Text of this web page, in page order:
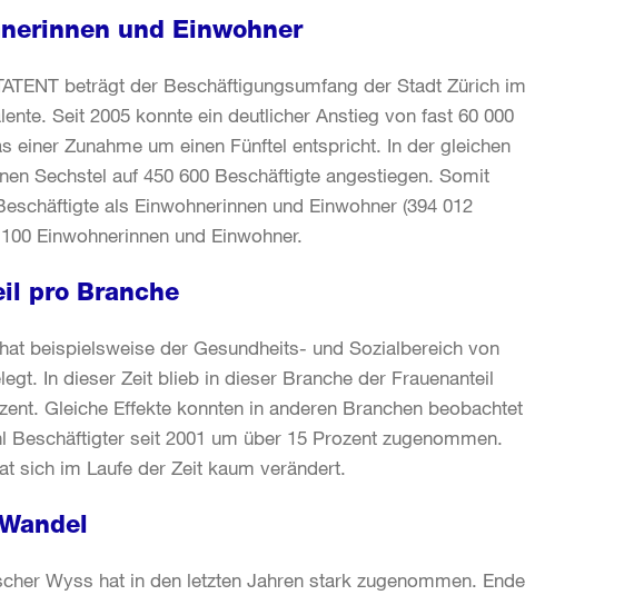
und Einwohner
beträgt der Beschäftigungsumfang der Stadt Zürich im
Seit 2005 konnte ein deutlicher Anstieg von fast 60 000
einer Zunahme um einen Fünftel entspricht. In der gleichen
Sechstel auf 450 600 Beschäftigte angestiegen. Somit
als Einwohnerinnen und Einwohner (394 012
Einwohnerinnen und Einwohner.
pro Branche
beispielsweise der Gesundheits- und Sozialbereich von
In dieser Zeit blieb in dieser Branche der Frauenanteil
Gleiche Effekte konnten in anderen Branchen beobachtet
Beschäftigter seit 2001 um über 15 Prozent zugenommen.
sich im Laufe der Zeit kaum verändert.
Wyss hat in den letzten Jahren stark zugenommen. Ende